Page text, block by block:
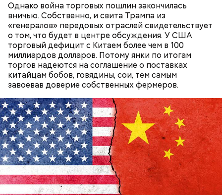
Однако война торговых пошлин закончилась
вничью. Собственно, и свита Трампа из
«генералов» передовых отраслей свидетельствует
о том, что будет в центре обсуждения. У США
торговый дефицит с Китаем более чем в 100
миллиардов долларов. Потому янки по итогам
торгов надеются на соглашение о поставках
китайцам бобов, говядины, сои, тем самым
завоевав доверие собственных фермеров.
День «Счастье случается» был инициирован
Тайным обществом счастливых людей, чтобы
напомнить людям, что счастье на самом деле
кроется в мелочах. Отпраздновать этот день
можно, поделившись с другими людьми
счастливыми моментами из своей жизни.
Уберут отеки и улучшат зрение:
диетолог Соломатина рассказала
о пользе кабачков
Кабачки, тушеные с курицей
Как приготовить домашний
майонез: три простых рецепта
Эндокринолог Куликова
объяснила, в чем заключается
польза сезонных овощей и
фруктов